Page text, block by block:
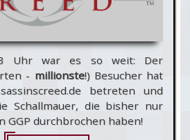
Uhr war es so weit: Der
- millionste!) Besucher hat
betreten und
Schallmauer, die bisher nur
GGP durchbrochen haben!